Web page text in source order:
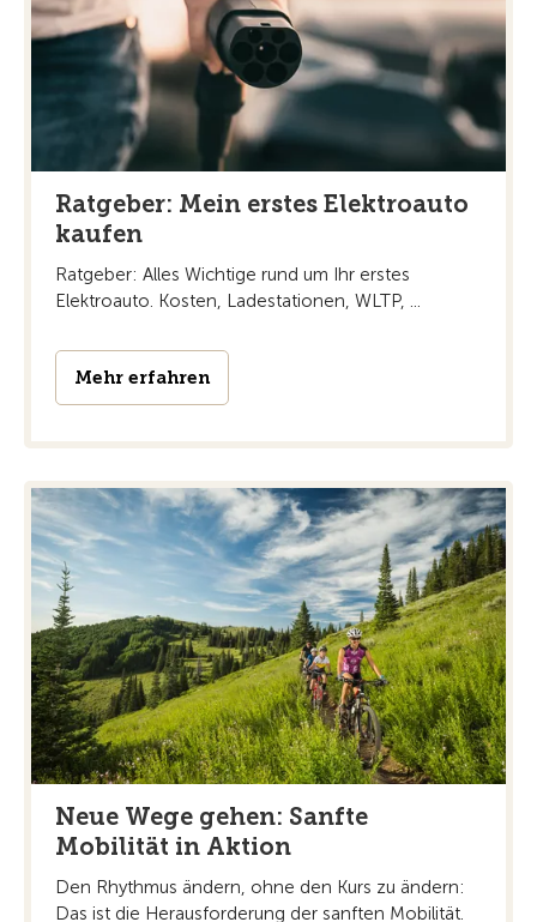
Ratgeber: Mein erstes Elektroauto
kaufen
Ratgeber: Alles Wichtige rund um Ihr erstes
Elektroauto. Kosten, Ladestationen, WLTP, ...
Mehr erfahren
Neue Wege gehen: Sanfte
Mobilität in Aktion
Den Rhythmus ändern, ohne den Kurs zu ändern:
Das ist die Herausforderung der sanften Mobilität.